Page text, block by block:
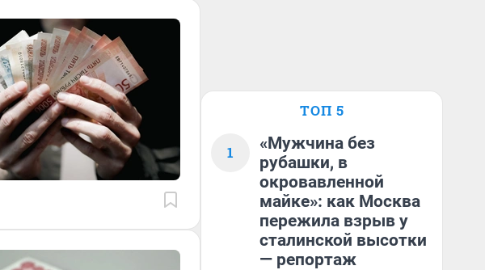
ТОП 5
1
«Мужчина без
рубашки, в
окровавленной
майке»: как Москва
пережила взрыв у
сталинской высотки
— репортаж